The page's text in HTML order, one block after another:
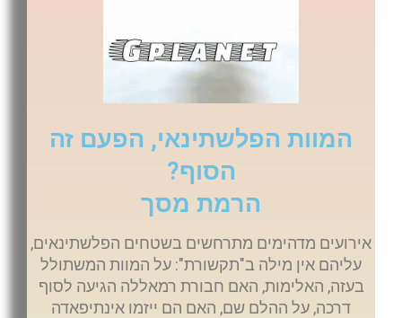
המוות הפלשתינאי, הפעם זה
הסוף?
הרמת מסך
אירועים מדהימים מתרחשים בשטחים הפלשתינאים,
עליהם אין מילה ב"תקשורת": על המוות המשתולל
בעזה, האלימות, האם חבורת רמאללה הגיעה לסוף
דרכה, על ההלם שם, האם הם ייזמו אינתיפאדה